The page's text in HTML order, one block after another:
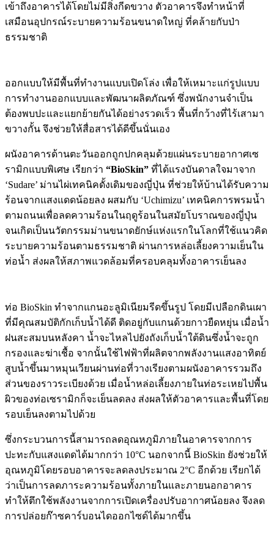
เข้าถึงอาคารได้โดยไม่มีสิ่งกีดขวาง ตัวอาคารจึงทำหน้าที่
เสมือนอุปกรณ์ระบายความร้อนขนาดใหญ่ ที่คล้ายกับป่า
ธรรมชาติ
ออกแบบให้มีพื้นที่ทำงานแบบเปิดโล่ง เพื่อให้เหมาะแก่รูปแบบ
การทำงานออกแบบและพัฒนาผลิตภัณฑ์ ซึ่งพนักงานจำเป็น
ต้องพบปะและแยกย้ายกันได้อย่างรวดเร็ว พื้นที่กว้างที่ไร้เสามา
ขวางกั้น จึงช่วยให้สื่อสารได้ดีขึ้นนั่นเอง
ผนังอาคารด้านตะวันออกถูกปกคลุมด้วยแผ่นระบายอากาศเซ
รามิกแบบพิเศษ เรียกว่า “BioSkin” ที่ได้แรงบันดาลใจมาจาก
‘Sudare’ ม่านไผ่เทคนิคดั้งเดิมของญี่ปุ่น ที่ช่วยให้บ้านได้รับความ
ร้อนจากแสงแดดน้อยลง ผสมกับ ‘Uchimizu’ เทคนิคการพรมน้ำ
ตามถนนเพื่อลดความร้อนในฤดูร้อนในสมัยโบราณของญี่ปุ่น
จนเกิดเป็นนวัตกรรมม่านขนาดยักษ์แห่งแรกในโลกที่ใช้แนวคิด
ระบายความร้อนตามธรรมชาติ ผ่านการหล่อเลี้ยงความเย็นใน
ท่อน้ำ ส่งผลให้สภาพแวดล้อมที่ครอบคลุมทั้งอาคารเย็นลง
ท่อ BioSkin ทำจากแกนอะลูมิเนียมรีดขึ้นรูป โดยมีเปลือกดินเผา
ที่มีคุณสมบัติกักเก็บน้ำได้ดี ติดอยู่กับแกนด้วยกาวยืดหยุ่น เมื่อน้ำ
ฝนสะสมบนหลังคา น้ำจะไหลไปยังถังเก็บน้ำใต้ดินซึ่งน้ำจะถูก
กรองและฆ่าเชื้อ จากนั้นใช้ไฟฟ้าที่ผลิตจากพลังงานแสงอาทิตย์
สูบน้ำขึ้นมาหมุนเวียนผ่านท่อที่วางเรียงตามผนังอาคารรวมถึง
ส่วนของราวระเบียงด้วย เมื่อน้ำหล่อเลี้ยงภายในท่อระเหยไปพื้น
ผิวของท่อเซรามิกก็จะเย็นลดลง ส่งผลให้ตัวอาคารและพื้นที่โดย
รอบเย็นลงตามไปด้วย
ซึ่งกระบวนการนี้สามารถลดอุณหภูมิภายในอาคารจากการ
ปะทะกับแสงแดดได้มากกว่า 10°C นอกจากนี้ BioSkin ยังช่วยให้
อุณหภูมิโดยรอบอาคารจะลดลงประมาณ 2°C อีกด้วย เรียกได้
ว่าเป็นการลดภาระความร้อนทั้งภายในและภายนอกอาคาร
ทำให้ตึกใช้พลังงานจากการเปิดเครื่องปรับอากาศน้อยลง จึงลด
การปล่อยก๊าซคาร์บอนไดออกไซด์ได้มากขึ้น